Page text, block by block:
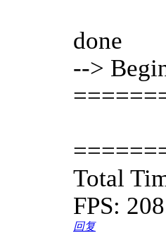
done
-->
Total
FPS:
回复